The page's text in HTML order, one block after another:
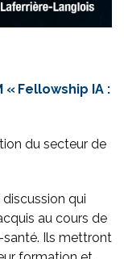
« Fellowship IA :
du secteur de
qui
au cours de
santé. Ils mettront